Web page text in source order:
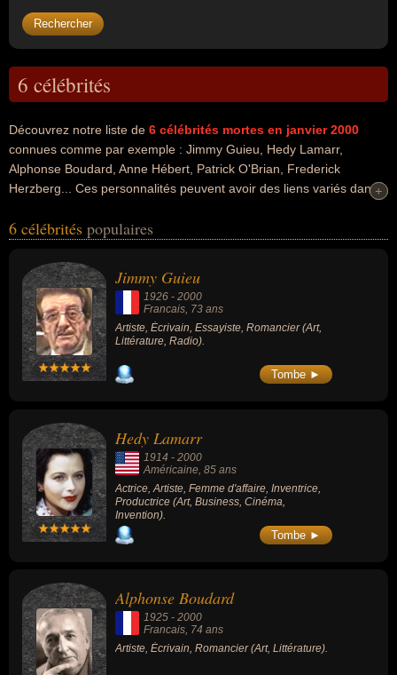
6 célébrités
Découvrez notre liste de 6 célébrités mortes en janvier 2000
connues comme par exemple : Jimmy Guieu, Hedy Lamarr,
Alphonse Boudard, Anne Hébert, Patrick O'Brian, Frederick
Herzberg... Ces personnalités peuvent avoir des liens variés dans
cinéma, de l'invention ou de la science. Ces célébrités peuvent
homme d'affaire, inventeur, producteur, poète, scénariste,
traducteur, enseignant, psychologue ou scientifique. En ce qui
concerne leurs nationalités au moment de leurs morts, ils peuvent
avoir été francais, américain, canadien ou anglais par exemple.
+
+
6 célébrités populaires
Jimmy Guieu
1926 - 2000
Francais, 73 ans
Artiste, Écrivain, Essayiste, Romancier (Art,
Littérature, Radio).
Tombe ►
Hedy Lamarr
1914 - 2000
Américaine , 85 ans
Actrice, Artiste, Femme d'affaire, Inventrice,
Productrice (Art, Business, Cinéma,
Invention).
Tombe ►
Alphonse Boudard
1925 - 2000
Francais, 74 ans
Artiste, Écrivain, Romancier (Art, Littérature).